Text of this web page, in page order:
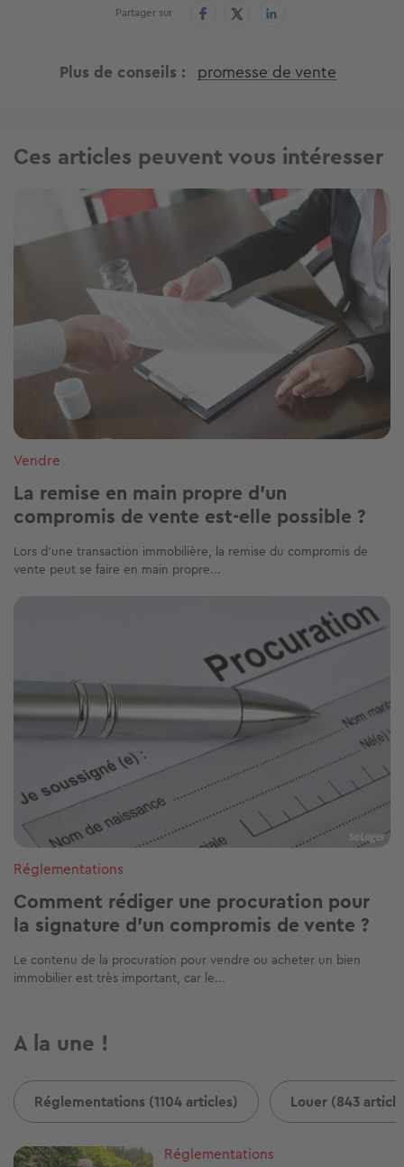
Partager sur
Plus de conseils promesse de vente
Ces articles peuvent vous intéresser
Vendre
La remise en main propre d’un
compromis de vente est-elle possible ?
Lors d'une transaction immobilière, la remise du compromis de
vente peut se faire en main propre...
Réglementations
Comment rédiger une procuration pour
la signature d'un compromis de vente ?
Le contenu de la procuration pour vendre ou acheter un bien
immobilier est très important, car le...
A la une !
Réglementations (1104 articles) Louer (843
Image
Réglementations